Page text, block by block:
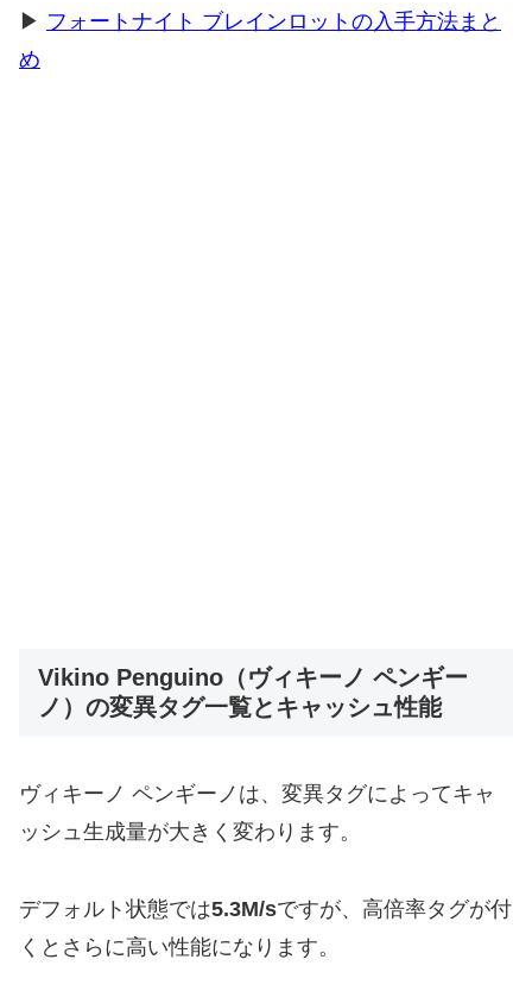
▶ フォートナイト ブレインロットの入手方法まと
め
Vikino Penguino（ヴィキーノ ペンギー
ノ）の変異タグ一覧とキャッシュ性能
ヴィキーノ ペンギーノは、変異タグによってキャ
ッシュ生成量が大きく変わります。
デフォルト状態では5.3M/sですが、高倍率タグが付
くとさらに高い性能になります。